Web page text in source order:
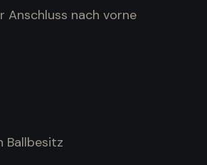
nach vorne
Ballbesitz